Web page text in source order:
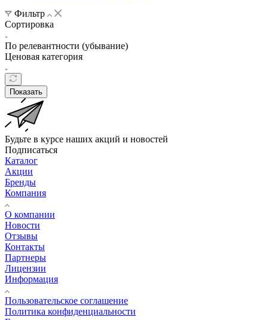
Фильтр
Сортировка
По релевантности (убывание)
Ценовая категория
Показать
Будьте в курсе наших акций и новостей
Подписаться
Каталог
Акции
Бренды
Компания
О компании
Новости
Отзывы
Контакты
Партнеры
Лицензии
Информация
Пользовательское соглашение
Политика конфиденциальности